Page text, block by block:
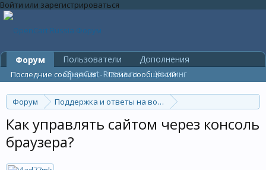
Войти или зарегистрироваться
Форум
Поддержка и ответы на вопросы
Как управлять сайтом через консоль
браузера?
Форум
Последние сообщения Поиск сообщений
Пользователи
Дополнения
OpenCart-Russia.ru
Хостинг